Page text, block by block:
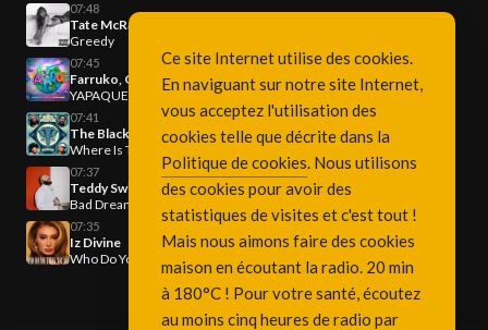
07:48
Tate McRae
Greedy
07:45
Farruko, Greeicy & Steve Aoki
YAPAQUE
07:41
The Black Eyed Peas
Where Is The Love?
07:37
Teddy Swims
Bad Dreams
07:35
Iz Divine
Who Do You Think You Are
Ce site Internet utilise des cookies.
En naviguant sur notre site Internet,
vous acceptez l'utilisation des
cookies telle que décrite dans la
Politique de cookies. Nous utilisons
des cookies pour avoir des
statistiques de visites et c'est tout !
Mais nous aimons faire des cookies
maison en écoutant la radio. 20 min
à 180°C ! Pour votre santé, écoutez
au moins cinq heures de radio par